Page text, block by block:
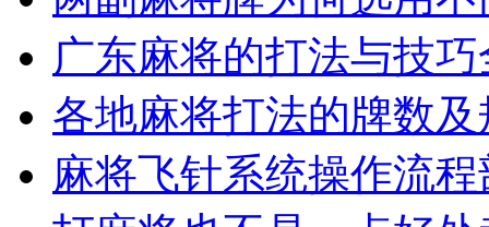
广东麻将的打法与技
各地麻将打法的牌数
麻将飞针系统操作流